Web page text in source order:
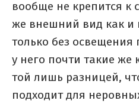
вообще не крепится к
же внешний вид как и
только без
у него почти такие же
той лишь разницей,
подходит для